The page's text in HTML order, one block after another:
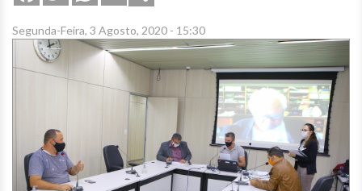
Segunda-Feira, 3 Agosto, 2020 - 15:30